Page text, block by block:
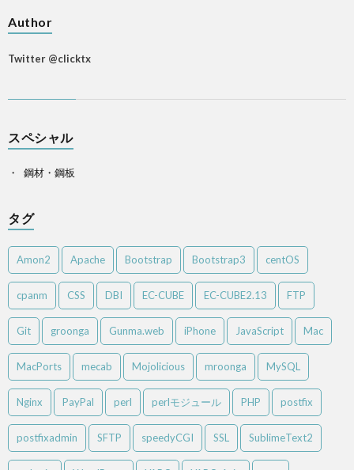
Author
Twitter @clicktx
スペシャル
鋼材・鋼板
タグ
Amon2 Apache Bootstrap Bootstrap3 centOS
cpanm CSS DBI EC-CUBE EC-CUBE2.13 FTP
Git groonga Gunma.web iPhone JavaScript Mac
MacPorts mecab Mojolicious mroonga MySQL
Nginx PayPal perl perlモジュール PHP postfix
postfixadmin SFTP speedyCGI SSL SublimeText2